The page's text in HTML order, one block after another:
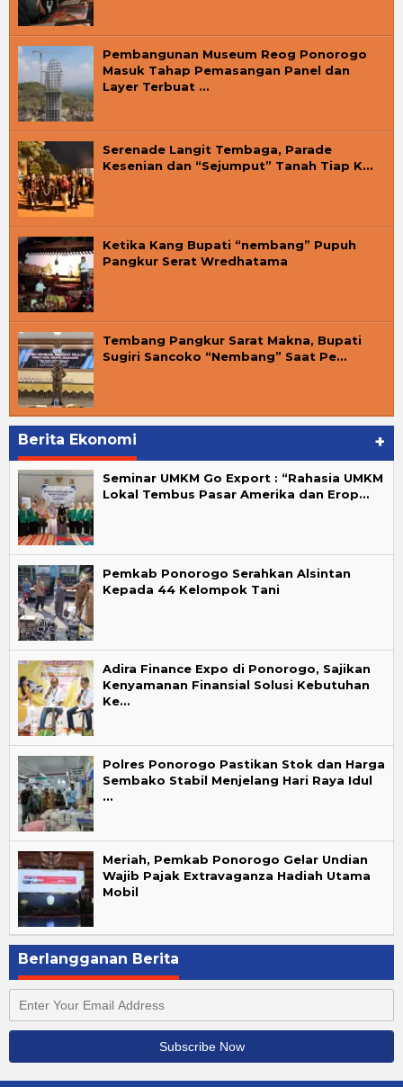
Pembangunan Museum Reog Ponorogo
Masuk Tahap Pemasangan Panel dan
Layer Terbuat …
Serenade Langit Tembaga, Parade
Kesenian dan “Sejumput” Tanah Tiap K…
Ketika Kang Bupati “nembang” Pupuh
Pangkur Serat Wredhatama
Tembang Pangkur Sarat Makna, Bupati
Sugiri Sancoko “Nembang” Saat Pe…
Berita Ekonomi +
Seminar UMKM Go Export : “Rahasia UMKM
Lokal Tembus Pasar Amerika dan Erop…
Pemkab Ponorogo Serahkan Alsintan
Kepada 44 Kelompok Tani
Adira Finance Expo di Ponorogo, Sajikan
Kenyamanan Finansial Solusi Kebutuhan
Ke…
Polres Ponorogo Pastikan Stok dan Harga
Sembako Stabil Menjelang Hari Raya Idul
…
Meriah, Pemkab Ponorogo Gelar Undian
Wajib Pajak Extravaganza Hadiah Utama
Mobil
Berlangganan Berita